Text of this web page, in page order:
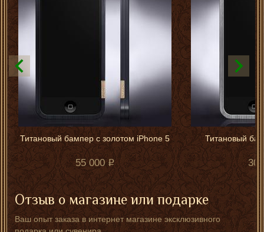
Титановый бампер с золотом iPhone 5
55 000
Титановый
30
Отзыв о магазине или подарке
Ваш опыт заказа в интернет магазине эксклюзивного